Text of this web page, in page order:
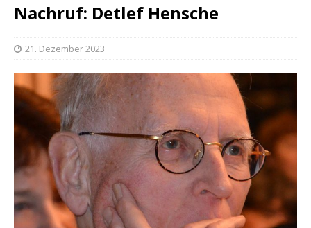
Nachruf: Detlef Hensche
21. Dezember 2023